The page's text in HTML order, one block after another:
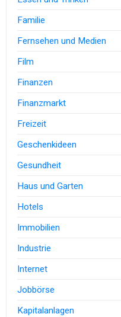
Familie
Fernsehen und Medien
Film
Finanzen
Finanzmarkt
Freizeit
Geschenkideen
Gesundheit
Haus und Garten
Hotels
Immobilien
Industrie
Internet
Jobbörse
Kapitalanlagen